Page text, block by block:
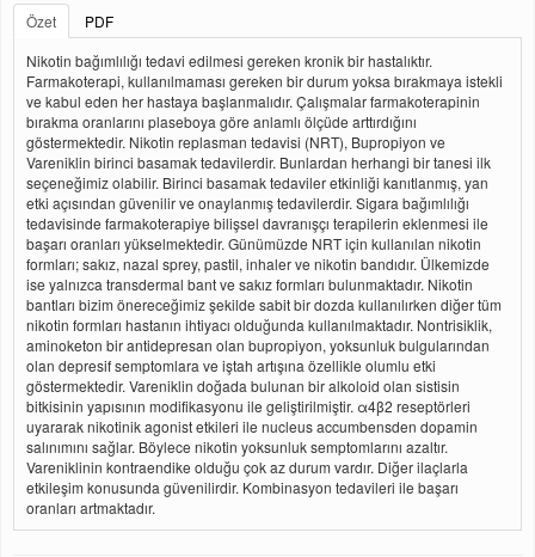
Özet
PDF
Nikotin bağımlılığı tedavi edilmesi gereken kronik bir hastalıktır.
Farmakoterapi, kullanılmaması gereken bir durum yoksa bırakmaya istekli
ve kabul eden her hastaya başlanmalıdır. Çalışmalar farmakoterapinin
bırakma oranlarını plaseboya göre anlamlı ölçüde arttırdığını
göstermektedir. Nikotin replasman tedavisi (NRT), Bupropiyon ve
Vareniklin birinci basamak tedavilerdir. Bunlardan herhangi bir tanesi ilk
seçeneğimiz olabilir. Birinci basamak tedaviler etkinliği kanıtlanmış, yan
etki açısından güvenilir ve onaylanmış tedavilerdir. Sigara bağımlılığı
tedavisinde farmakoterapiye bilişsel davranışçı terapilerin eklenmesi ile
başarı oranları yükselmektedir. Günümüzde NRT için kullanılan nikotin
formları; sakız, nazal sprey, pastil, inhaler ve nikotin bandıdır. Ülkemizde
ise yalnızca transdermal bant ve sakız formları bulunmaktadır. Nikotin
bantları bizim önereceğimiz şekilde sabit bir dozda kullanılırken diğer tüm
nikotin formları hastanın ihtiyacı olduğunda kullanılmaktadır. Nontrisiklik,
aminoketon bir antidepresan olan bupropiyon, yoksunluk bulgularından
olan depresif semptomlara ve iştah artışına özellikle olumlu etki
göstermektedir. Vareniklin doğada bulunan bir alkoloid olan sistisin
bitkisinin yapısının modifikasyonu ile geliştirilmiştir. α4β2 reseptörleri
uyararak nikotinik agonist etkileri ile nucleus accumbensden dopamin
salınımını sağlar. Böylece nikotin yoksunluk semptomlarını azaltır.
Vareniklinin kontraendike olduğu çok az durum vardır. Diğer ilaçlarla
etkileşim konusunda güvenilirdir. Kombinasyon tedavileri ile başarı
oranları artmaktadır.